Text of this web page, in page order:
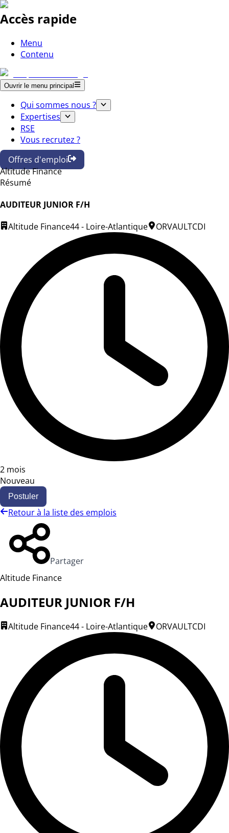
Accès rapide
Menu
Contenu
Ouvrir le menu principal
Qui sommes nous ?
Expertises
RSE
Vous recrutez ?
Offres d'emploi
Altitude Finance
Résumé
AUDITEUR JUNIOR F/H
Altitude Finance44 - Loire-Atlantique ORVAULTCDI
2 mois
Nouveau
Postuler
Retour à la liste des emplois
Partager
Altitude Finance
AUDITEUR JUNIOR F/H
Altitude Finance44 - Loire-Atlantique ORVAULTCDI